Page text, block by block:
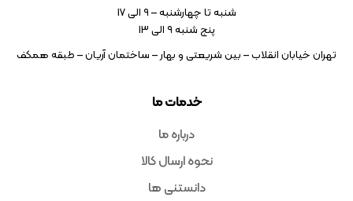
خدمات ما
درباره ما
نحوه ارسال کالا
دانستنی ها
شنبه تا چهارشنبه – ۹ الی 17
پنج شنبه ۹ الی 13
تهران خیابان انقلاب – بین شریعتی و بهار – ساختمان آریان – طبقه همکف